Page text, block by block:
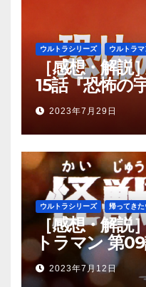
ウルトラシリーズ ウルトラマ
［感想・解
15話『恐怖の
ガヴァドン登
2023年7月29日
ウルトラシリーズ 帰ってき
［感想・解説
トラマン 第
2023年7月12日